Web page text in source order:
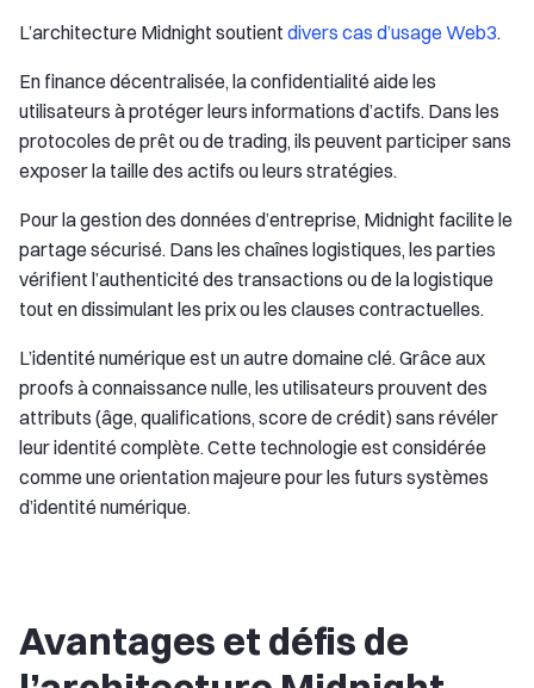
L’architecture Midnight soutient divers cas d’usage Web3.
En finance décentralisée, la confidentialité aide les
utilisateurs à protéger leurs informations d’actifs. Dans les
protocoles de prêt ou de trading, ils peuvent participer sans
exposer la taille des actifs ou leurs stratégies.
Pour la gestion des données d’entreprise, Midnight facilite le
partage sécurisé. Dans les chaînes logistiques, les parties
vérifient l’authenticité des transactions ou de la logistique
tout en dissimulant les prix ou les clauses contractuelles.
L’identité numérique est un autre domaine clé. Grâce aux
proofs à connaissance nulle, les utilisateurs prouvent des
attributs (âge, qualifications, score de crédit) sans révéler
leur identité complète. Cette technologie est considérée
comme une orientation majeure pour les futurs systèmes
d’identité numérique.
Avantages et défis de